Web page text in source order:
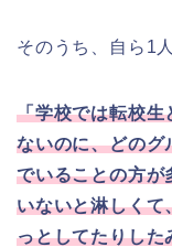
そのうち、自ら1
「学校では転校生
ないのに、どのグ
でいることの方が
いないと淋しくて
っとしてたりした